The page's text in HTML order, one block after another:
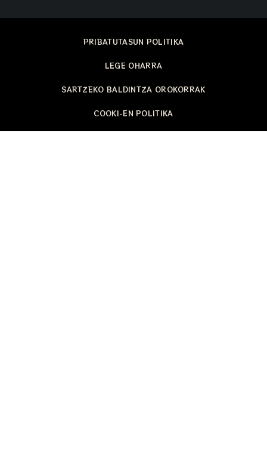
PRIBATUTASUN POLITIKA
LEGE OHARRA
SARTZEKO BALDINTZA OROKORRAK
COOKI-EN POLITIKA